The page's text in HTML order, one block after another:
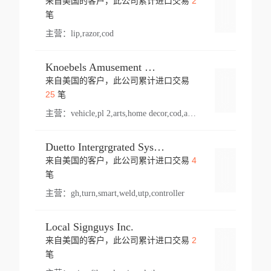
笔
主营： lip,razor,cod
Knoebels Amusement Resort
来自美国的客户，此公司累计进口交易
25笔
主营： vehicle,pl 2,arts,home decor,cod,amusement ride,sea
Duetto Intergrgrated Systems Inc.
来自美国的客户，此公司累计进口交易 4
笔
主营： gh,turn,smart,weld,utp,controller
Local Signguys Inc.
来自美国的客户，此公司累计进口交易 2
笔